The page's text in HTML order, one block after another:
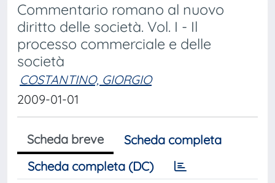
Commentario romano al nuovo
diritto delle società. Vol. I - Il
processo commerciale e delle
società
COSTANTINO, GIORGIO
2009-01-01
Scheda breve
Scheda completa
Scheda completa (DC)